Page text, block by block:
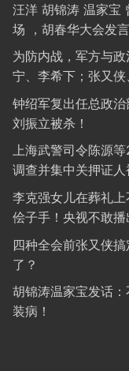
汪洋 胡锦涛 温家宝
场 ，胡春华大会发
为防内战，军方与
宁、李希下；张又
钟绍军复出任总政
刘振立被杀！
上海武警司令陈源
调查并集中关押证
李克强女儿在葬礼
侩子手！央视不敢
四种全会前张又侠
了？
胡锦涛温家宝发话
装病！